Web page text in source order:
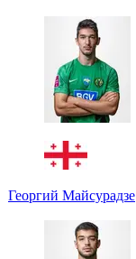
Георгий Майсурадзе